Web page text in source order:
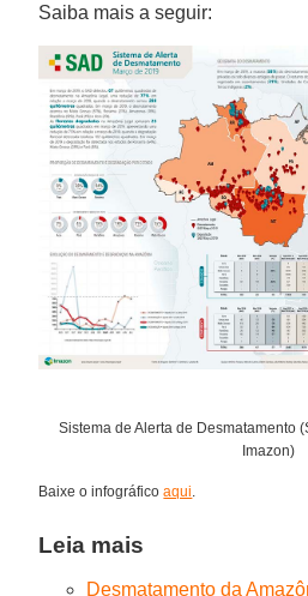
Saiba mais a seguir:
Sistema de Alerta de Desmatamento
Imazon)
Baixe o infográficoaqui.
Leia mais
Desmatamento da